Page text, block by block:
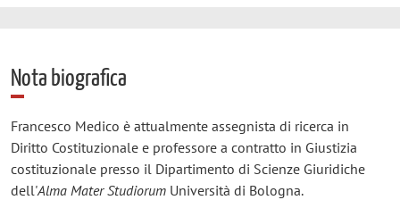
Nota biografica
Francesco Medico è attualmente assegnista di ricerca in
Diritto Costituzionale e professore a contratto in Giustizia
costituzionale presso il Dipartimento di Scienze Giuridiche
dell'Alma Mater StudiorumUniversità di Bologna.